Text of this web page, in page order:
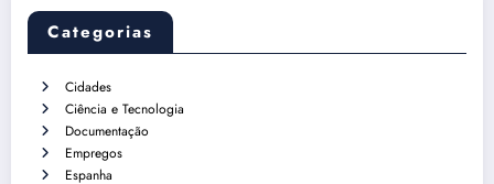
Categorias
Cidades
Ciência e Tecnologia
Documentação
Empregos
Espanha